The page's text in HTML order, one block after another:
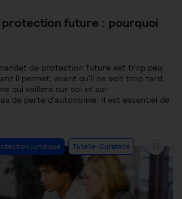
protection future : pourquoi
de protection future est trop peu
il permet, avant qu'il ne soit trop tard,
qui veillera sur soi et sur
de perte d'autonomie. Il est essentiel de
juridique Tutelle-Curatelle